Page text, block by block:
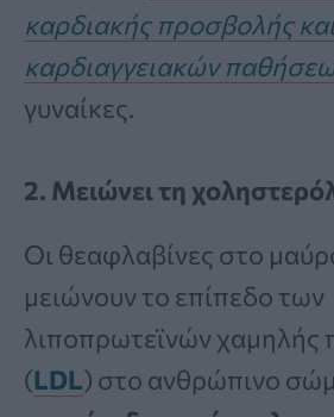
καρδιακής προσβολής και
καρδιαγγειακών
γυναίκες.
2. Μειώνει τη
Οι θεαφλαβίνες στο
μειώνουν το επίπεδο των
λιποπρωτεϊνών χαμηλής
(LDL) στο ανθρώπινο